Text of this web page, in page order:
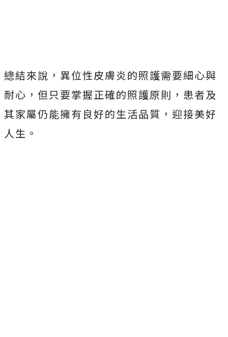
總結來說，異位性皮膚炎的照護需要細心與
耐心，但只要掌握正確的照護原則，患者及
其家屬仍能擁有良好的生活品質，迎接美好
人生。